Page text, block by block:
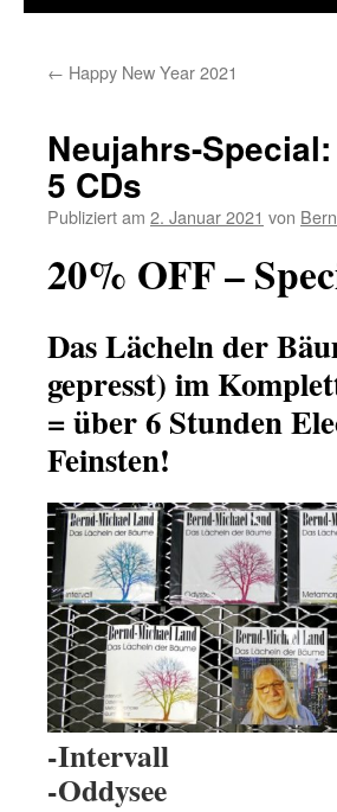
← Happy New Year 2021
Neujahrs-
5 CDs
Publiziert am 2. Januar 2021 von
20% OFF –
Das Lächeln der
gepresst) im
= über 6 Stunden
Feinsten!
-Intervall
-Oddysee